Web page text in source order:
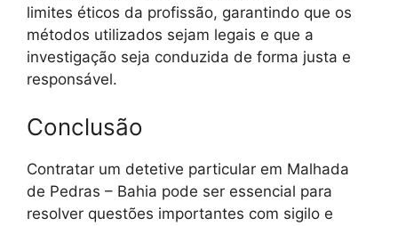
limites éticos da profissão, garantindo que os
métodos utilizados sejam legais e que a
investigação seja conduzida de forma justa e
responsável.
Conclusão
Contratar um detetive particular em Malhada
de Pedras – Bahia pode ser essencial para
resolver questões importantes com sigilo e